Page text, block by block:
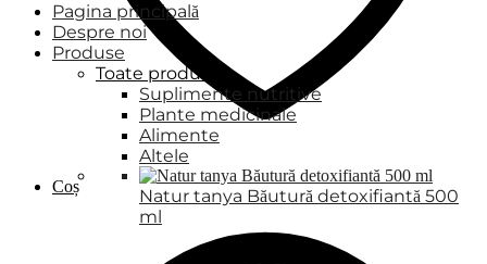
Coș
Pagina principală
Despre noi
Produse
Toate produsele
Suplimente nutritive
Plante medicinale
Alimente
Altele
Natur tanya Băutură detoxifiantă 500
ml